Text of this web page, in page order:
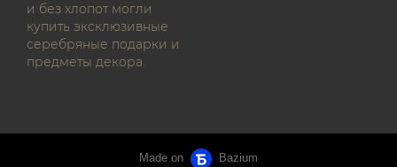
и без хлопот могли
купить эксклюзивные
серебряные подарки и
предметы декора.
Made on Bazium